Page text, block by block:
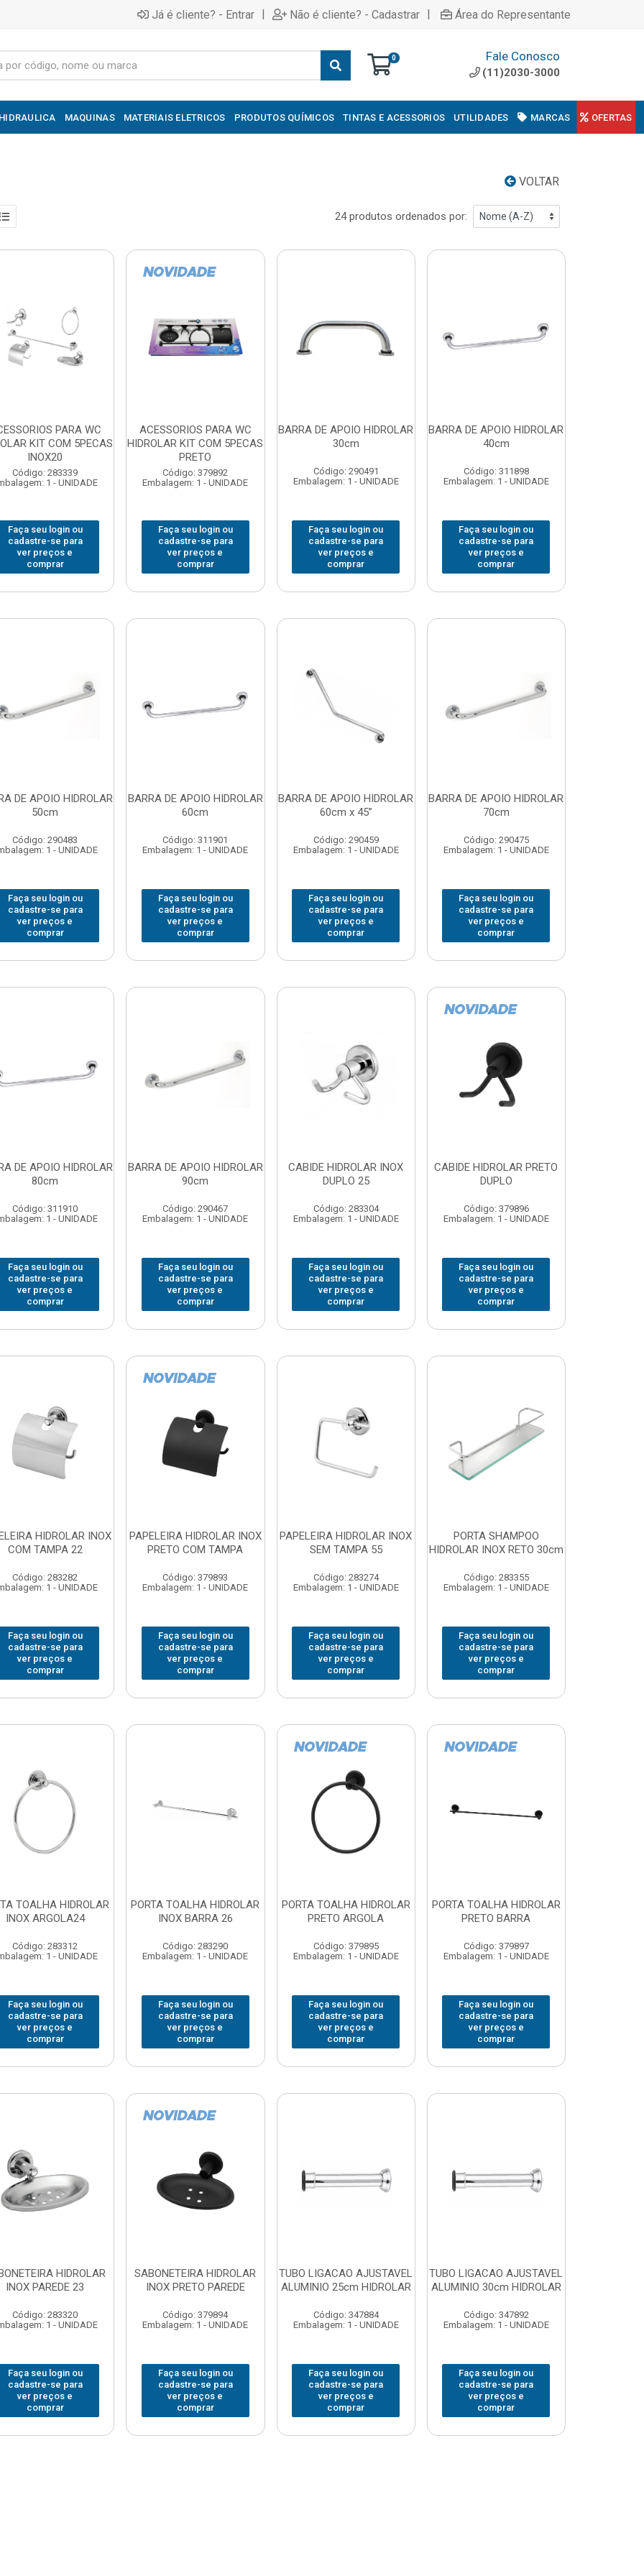
Já é cliente? - Entrar | Não é cliente? - Cadastrar | Área do Representante
0 Fale Conosco
(11)2030-3000
MAQUINAS MATERIAIS ELETRICOS PRODUTOS QUÍMICOS TINTAS E ACESSORIOS UTILIDADES MARCAS OFERTAS
VOLTAR
24 produtos ordenados por:
PARA WC
KIT COM 5PECAS
INOX20
Código: 283339
1 - UNIDADE
Faça seu login ou
cadastre-se para
ver preços e
comprar
ACESSORIOS PARA WC
HIDROLAR KIT COM 5PECAS
PRETO
Código: 379892
Embalagem: 1 - UNIDADE
Faça seu login ou
cadastre-se para
ver preços e
comprar
BARRA DE APOIO HIDROLAR
30cm
Código: 290491
Embalagem: 1 - UNIDADE
Faça seu login ou
cadastre-se para
ver preços e
comprar
BARRA DE APOIO HIDROLAR
40cm
Código: 311898
Embalagem: 1 - UNIDADE
Faça seu login ou
cadastre-se para
ver preços e
comprar
DE APOIO HIDROLAR
50cm
Código: 290483
1 - UNIDADE
Faça seu login ou
cadastre-se para
ver preços e
comprar
BARRA DE APOIO HIDROLAR
60cm
Código: 311901
Embalagem: 1 - UNIDADE
Faça seu login ou
cadastre-se para
ver preços e
comprar
BARRA DE APOIO HIDROLAR
60cm x 45”
Código: 290459
Embalagem: 1 - UNIDADE
Faça seu login ou
cadastre-se para
ver preços e
comprar
BARRA DE APOIO HIDROLAR
70cm
Código: 290475
Embalagem: 1 - UNIDADE
Faça seu login ou
cadastre-se para
ver preços e
comprar
DE APOIO HIDROLAR
80cm
Código: 311910
1 - UNIDADE
Faça seu login ou
cadastre-se para
ver preços e
comprar
BARRA DE APOIO HIDROLAR
90cm
Código: 290467
Embalagem: 1 - UNIDADE
Faça seu login ou
cadastre-se para
ver preços e
comprar
CABIDE HIDROLAR INOX
DUPLO 25
Código: 283304
Embalagem: 1 - UNIDADE
Faça seu login ou
cadastre-se para
ver preços e
comprar
CABIDE HIDROLAR PRETO
DUPLO
Código: 379896
Embalagem: 1 - UNIDADE
Faça seu login ou
cadastre-se para
ver preços e
comprar
HIDROLAR INOX
COM TAMPA 22
Código: 283282
1 - UNIDADE
Faça seu login ou
cadastre-se para
ver preços e
comprar
PAPELEIRA HIDROLAR INOX
PRETO COM TAMPA
Código: 379893
Embalagem: 1 - UNIDADE
Faça seu login ou
cadastre-se para
ver preços e
comprar
PAPELEIRA HIDROLAR INOX
SEM TAMPA 55
Código: 283274
Embalagem: 1 - UNIDADE
Faça seu login ou
cadastre-se para
ver preços e
comprar
PORTA SHAMPOO
HIDROLAR INOX RETO 30cm
Código: 283355
Embalagem: 1 - UNIDADE
Faça seu login ou
cadastre-se para
ver preços e
comprar
TOALHA HIDROLAR
INOX ARGOLA24
Código: 283312
1 - UNIDADE
Faça seu login ou
cadastre-se para
ver preços e
comprar
PORTA TOALHA HIDROLAR
INOX BARRA 26
Código: 283290
Embalagem: 1 - UNIDADE
Faça seu login ou
cadastre-se para
ver preços e
comprar
PORTA TOALHA HIDROLAR
PRETO ARGOLA
Código: 379895
Embalagem: 1 - UNIDADE
Faça seu login ou
cadastre-se para
ver preços e
comprar
PORTA TOALHA HIDROLAR
PRETO BARRA
Código: 379897
Embalagem: 1 - UNIDADE
Faça seu login ou
cadastre-se para
ver preços e
comprar
HIDROLAR
INOX PAREDE 23
Código: 283320
1 - UNIDADE
Faça seu login ou
cadastre-se para
ver preços e
comprar
SABONETEIRA HIDROLAR
INOX PRETO PAREDE
Código: 379894
Embalagem: 1 - UNIDADE
Faça seu login ou
cadastre-se para
ver preços e
comprar
TUBO LIGACAO AJUSTAVEL
ALUMINIO 25cm HIDROLAR
Código: 347884
Embalagem: 1 - UNIDADE
Faça seu login ou
cadastre-se para
ver preços e
comprar
TUBO LIGACAO AJUSTAVEL
ALUMINIO 30cm HIDROLAR
Código: 347892
Embalagem: 1 - UNIDADE
Faça seu login ou
cadastre-se para
ver preços e
comprar